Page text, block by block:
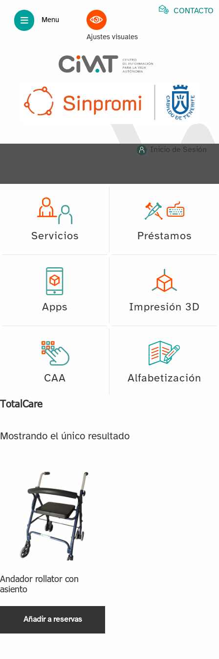
Menu
Ajustes visuales
CONTACTO
Inicio de Sesión
Servicios Préstamos
Apps Impresión 3D
CAA Alfabetización
TotalCare
Mostrando el único resultado
Andador rollator con
asiento
Añadir a reservas